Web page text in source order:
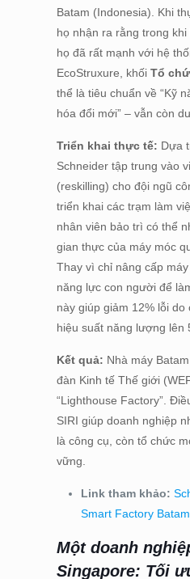
Batam (Indonesia). Khi
họ nhận ra rằng trong khi
họ đã rất mạnh với hệ
EcoStruxure, khối Tổ
thể là tiêu chuẩn về “Kỹ
hóa đổi mới” – vẫn còn
Triển khai thực tế: Dựa
Schneider tập trung vào
(reskilling) cho đội ngũ
triển khai các trạm làm
nhân viên bảo trì có thể
gian thực của máy móc
Thay vì chỉ nâng cấp
năng lực con người để
này giúp giảm 12% lỗi
hiệu suất năng lượng lên
Kết quả: Nhà máy
đàn Kinh tế Thế giới
“Lighthouse Factory”.
SIRI giúp doanh nghiệp
là công cụ, còn tổ chức
vững.
Link tham khảo:
Smart Factory
Một doanh
Singapore: Tối